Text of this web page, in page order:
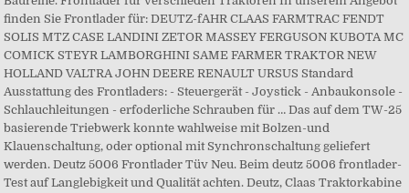
finden Sie Frontlader für: DEUTZ-fAHR CLAAS FARMTRAC FENDT
SOLIS MTZ CASE LANDINI ZETOR MASSEY FERGUSON KUBOTA MC
COMICK STEYR LAMBORGHINI SAME FARMER TRAKTOR NEW
HOLLAND VALTRA JOHN DEERE RENAULT URSUS Standard
Ausstattung des Frontladers: - Steuergerät - Joystick - Anbaukonsole -
Schlauchleitungen - erfoderliche Schrauben für … Das auf dem TW-25
basierende Triebwerk konnte wahlweise mit Bolzen-und
Klauenschaltung, oder optional mit Synchronschaltung geliefert
werden. Deutz 5006 Frontlader Tüv Neu. Beim deutz 5006 frontlader-
Test auf Langlebigkeit und Qualität achten. Deutz, Claas Traktorkabine